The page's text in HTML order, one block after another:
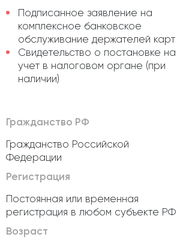
Подписанное заявление на
комплексное банковское
обслуживание держателей карт
Свидетельство о постановке на
учет в налоговом органе (при
наличии)
Гражданство РФ
Гражданство Российской
Федерации
Регистрация
Постоянная или временная
регистрация в любом субъекте РФ
Возраст